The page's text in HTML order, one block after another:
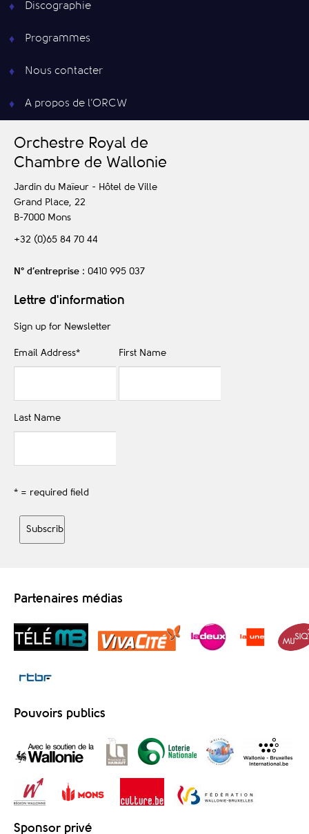
Discographie
Programmes
Nous contacter
A propos de l’ORCW
Orchestre Royal de
Chambre de Wallonie
Jardin du Maïeur - Hôtel de Ville
Grand Place, 22
B-7000 Mons
+32 (0)65 84 70 44
N° d’entreprise : 0410 995 037
Lettre d'information
Sign up for Newsletter
Email Address* First Name
Last Name
* = required field
Partenaires médias
Pouvoirs publics
Sponsor privé